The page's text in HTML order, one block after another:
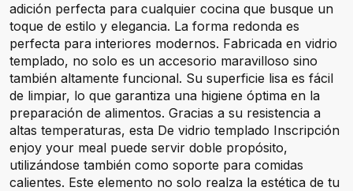
adición perfecta para cualquier cocina que busque un
toque de estilo y elegancia. La forma redonda es
perfecta para interiores modernos. Fabricada en vidrio
templado, no solo es un accesorio maravilloso sino
también altamente funcional. Su superficie lisa es fácil
de limpiar, lo que garantiza una higiene óptima en la
preparación de alimentos. Gracias a su resistencia a
altas temperaturas, esta De vidrio templado Inscripción
enjoy your meal puede servir doble propósito,
utilizándose también como soporte para comidas
calientes. Este elemento no solo realza la estética de tu